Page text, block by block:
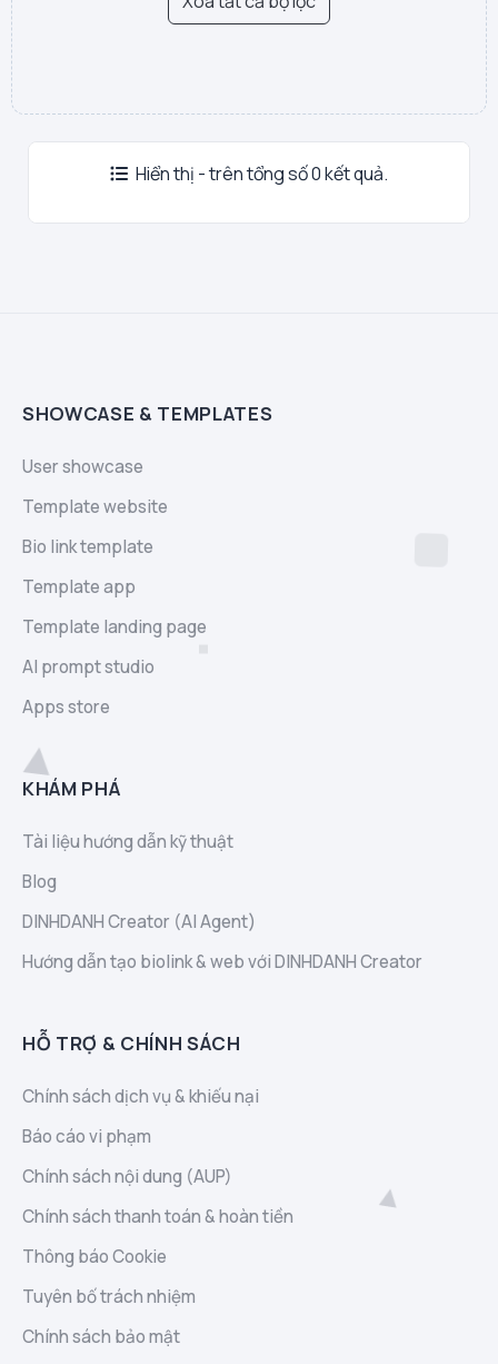
Hiển thị - trên tổng số 0 kết quả.
SHOWCASE & TEMPLATES
User showcase
Template website
Bio link template
Template app
Template landing page
AI prompt studio
Apps store
KHÁM PHÁ
Tài liệu hướng dẫn kỹ thuật
Blog
DINHDANH Creator (AI Agent)
Hướng dẫn tạo biolink & web với DINHDANH Creator
HỖ TRỢ & CHÍNH SÁCH
Chính sách dịch vụ & khiếu nại
Báo cáo vi phạm
Chính sách nội dung (AUP)
Chính sách thanh toán & hoàn tiền
Thông báo Cookie
Tuyên bố trách nhiệm
Chính sách bảo mật